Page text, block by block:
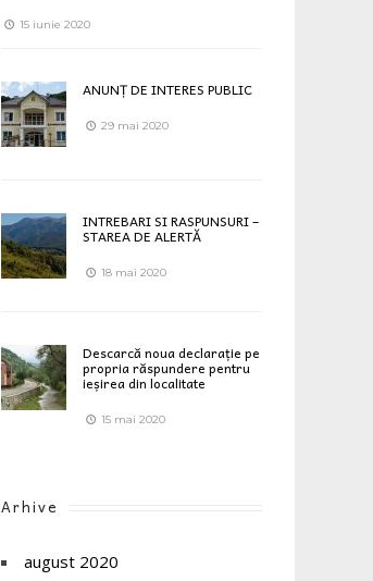
15 iunie 2020
ANUNȚ DE INTERES PUBLIC
29 mai 2020
INTREBARI SI RASPUNSURI –
STAREA DE ALERTĂ
18 mai 2020
Descarcă noua declarație pe
propria răspundere pentru
ieșirea din localitate
15 mai 2020
Arhive
august 2020